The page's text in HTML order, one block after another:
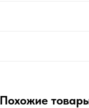
Похожие